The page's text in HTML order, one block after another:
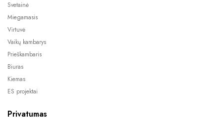
Svetainė
Miegamasis
Virtuvė
Vaikų kambarys
Prieškambaris
Biuras
Kiemas
ES projektai
Privatumas